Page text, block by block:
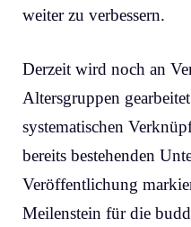
weiter zu verbessern.
Derzeit wird noch an
Altersgruppen
systematischen
bereits bestehenden
Veröffentlichung
Meilenstein für die